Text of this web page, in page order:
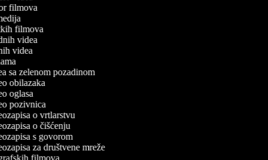
filmova
filmova
videa
videa
sa zelenom pozadinom
obilazaka
oglasa
pozivnica
o vrtlarstvu
o čišćenju
s govorom
za društvene mreže